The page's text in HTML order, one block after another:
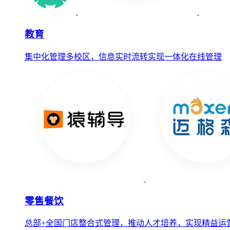
教育
集中化管理多校区，信息实时流转实现一体化在线管理
零售餐饮
总部+全国门店整合式管理，推动人才培养，实现精益运